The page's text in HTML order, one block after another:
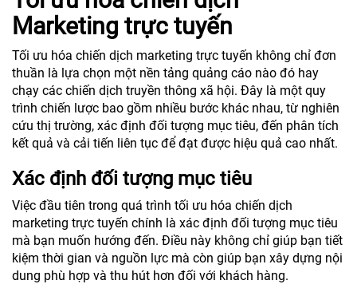
Marketing trực tuyến
Tối ưu hóa chiến dịch marketing trực tuyến không chỉ đơn
thuần là lựa chọn một nền tảng quảng cáo nào đó hay
chạy các chiến dịch truyền thông xã hội. Đây là một quy
trình chiến lược bao gồm nhiều bước khác nhau, từ nghiên
cứu thị trường, xác định đối tượng mục tiêu, đến phân tích
kết quả và cải tiến liên tục để đạt được hiệu quả cao nhất.
Xác định đối tượng mục tiêu
Việc đầu tiên trong quá trình tối ưu hóa chiến dịch
marketing trực tuyến chính là xác định đối tượng mục tiêu
mà bạn muốn hướng đến. Điều này không chỉ giúp bạn tiết
kiệm thời gian và nguồn lực mà còn giúp bạn xây dựng nội
dung phù hợp và thu hút hơn đối với khách hàng.